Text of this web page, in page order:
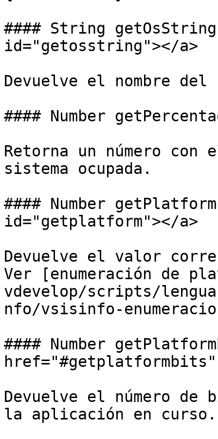
#### String
id="getosstring"></a>
Devuelve el nombre
#### Number
Retorna un número con
sistema ocupada.
#### Number
id="getplatform"></a>
Devuelve el valor
Ver [enumeración de
vdevelop/scripts/
nfo/vsisinfo-
#### Number
Devuelve el número
la aplicación en